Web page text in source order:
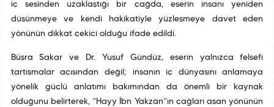
iç sesinden uzaklaştığı bir çağda, eserin insanı yeniden
düşünmeye ve kendi hakikatiyle yüzleşmeye davet eden
yönünün dikkat çekici olduğu ifade edildi.
Büşra Sakar ve Dr. Yusuf Gündüz, eserin yalnızca felsefî
tartışmalar açısından değil; insanın iç dünyasını anlamaya
yönelik güçlü anlatımı bakımından da önemli bir kaynak
olduğunu belirterek, “Hayy İbn Yakzân”ın çağları aşan yönünün